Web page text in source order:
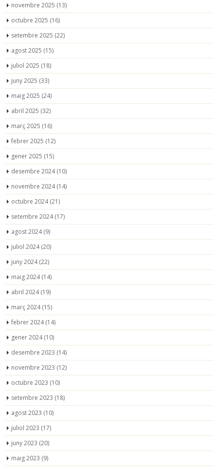
novembre 2025 (13)
octubre 2025 (16)
setembre 2025 (22)
agost 2025 (15)
juliol 2025 (18)
juny 2025 (33)
maig 2025 (24)
abril 2025 (32)
març 2025 (16)
febrer 2025 (12)
gener 2025 (15)
desembre 2024(10)
novembre 2024(14)
octubre 2024(21)
setembre 2024(17)
agost 2024(9)
juliol 2024(20)
juny 2024(22)
maig 2024(14)
abril 2024(19)
març 2024(15)
febrer 2024(14)
gener 2024(10)
desembre 2023 (14)
novembre 2023 (12)
octubre 2023 (10)
setembre 2023 (18)
agost 2023 (10)
juliol 2023 (17)
juny 2023 (20)
maig 2023 (9)